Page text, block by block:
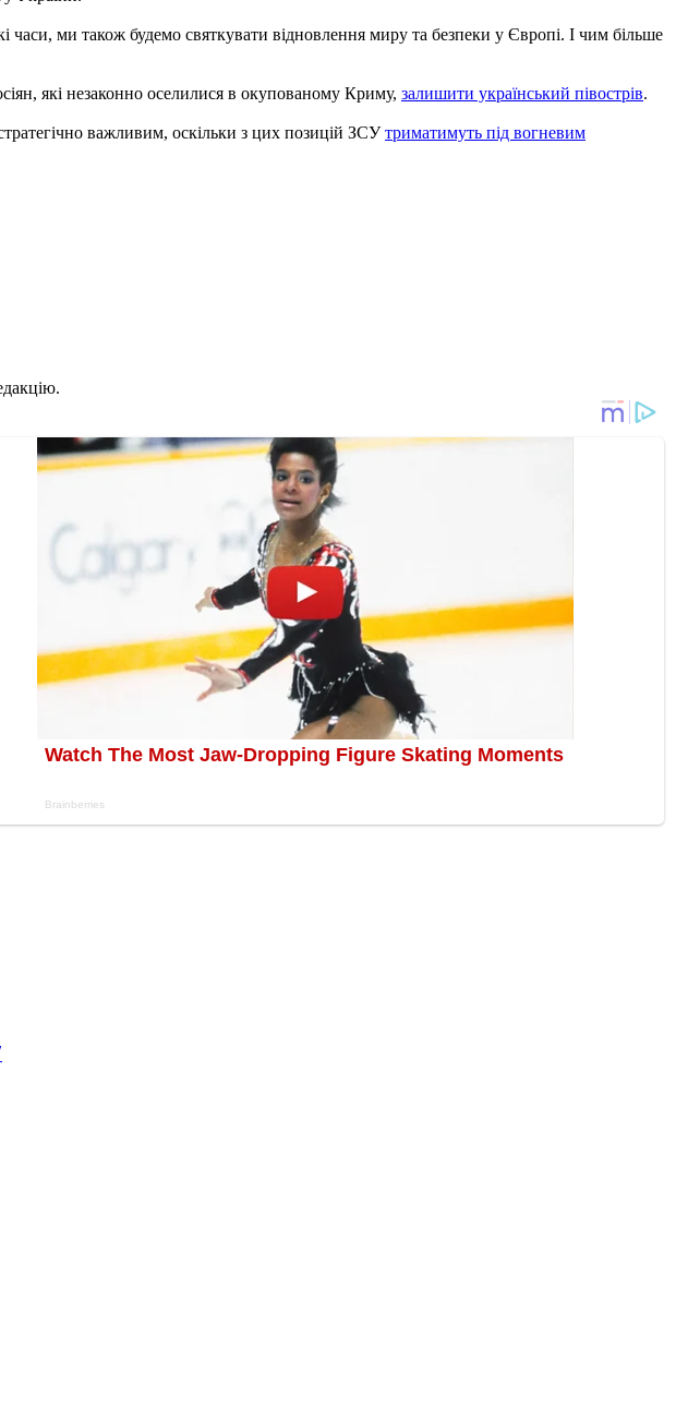
ми також будемо святкувати відновлення миру та безпеки у Європі. І чим більше
які незаконно оселилися в окупованому Криму, залишити український півострів.
важливим, оскільки з цих позицій ЗСУтриматимуть під вогневим